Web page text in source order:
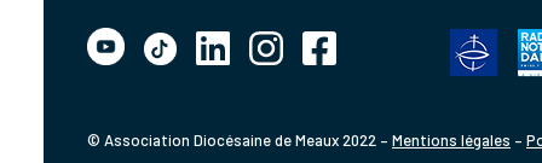
© Association Diocésaine de Meaux 2022 – Mentions légales –